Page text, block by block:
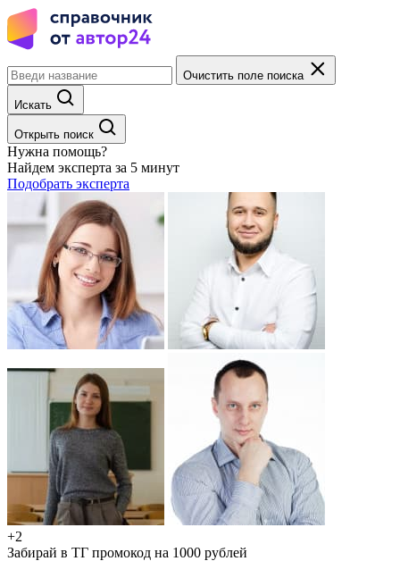
Очистить поле поиска
Искать
Открыть поиск
Нужна помощь?
Найдем эксперта за 5 минут
Подобрать эксперта
+2
Забирай в ТГ промокод на 1000 рублей